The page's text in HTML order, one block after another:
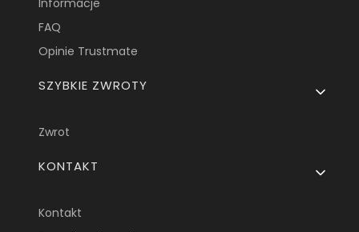
Informacje
FAQ
Opinie Trustmate
SZYBKIE ZWROTY
Zwrot
KONTAKT
Kontakt